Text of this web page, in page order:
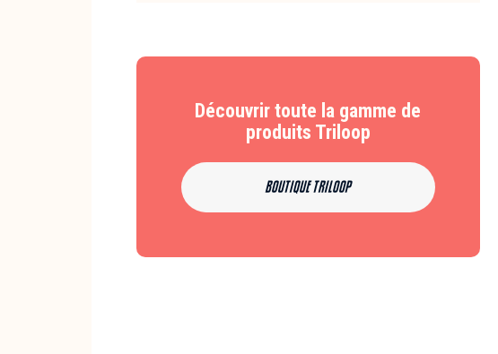
Découvrir toute la gamme de
produits Triloop
BOUTIQUE TRILOOP